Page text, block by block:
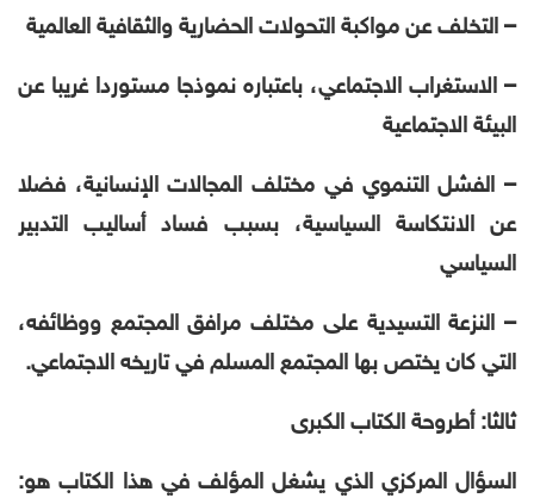
– التخلف عن مواكبة التحولات الحضارية والثقافية العالمية
– الاستغراب الاجتماعي، باعتباره نموذجا مستوردا غريبا عن
البيئة الاجتماعية
– الفشل التنموي في مختلف المجالات الإنسانية، فضلا
عن الانتكاسة السياسية، بسبب فساد أساليب التدبير
السياسي
– النزعة التسيدية على مختلف مرافق المجتمع ووظائفه،
التي كان يختص بها المجتمع المسلم في تاريخه الاجتماعي.
ثالثا: أطروحة الكتاب الكبرى
السؤال المركزي الذي يشغل المؤلف في هذا الكتاب هو: